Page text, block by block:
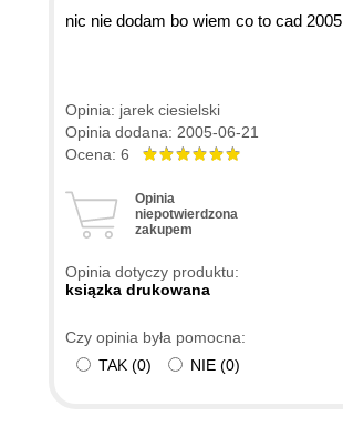
nic nie dodam bo wiem co to cad 2005
Opinia: jarek ciesielski
Opinia dodana: 2005-06-21
Ocena: 6
Opinia
niepotwierdzona
zakupem
Opinia dotyczy produktu:
ksiązka drukowana
Czy opinia była pomocna:
TAK (0) NIE (0)